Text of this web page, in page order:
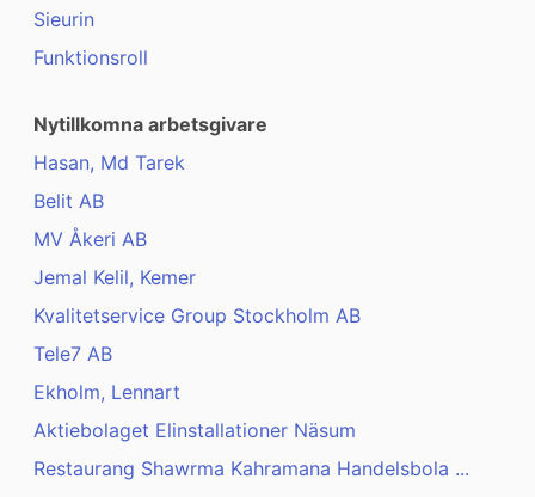
Sieurin
Funktionsroll
Nytillkomna arbetsgivare
Hasan, Md Tarek
Belit AB
MV Åkeri AB
Jemal Kelil, Kemer
Kvalitetservice Group Stockholm AB
Tele7 AB
Ekholm, Lennart
Aktiebolaget Elinstallationer Näsum
Restaurang Shawrma Kahramana Handelsbola ...